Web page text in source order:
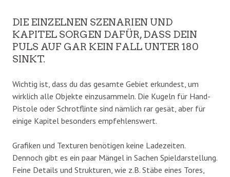
DIE EINZELNEN SZENARIEN UND
KAPITEL SORGEN DAFÜR, DASS DEIN
PULS AUF GAR KEIN FALL UNTER 180
SINKT.
Wichtig ist, dass du das gesamte Gebiet erkundest, um
wirklich alle Objekte einzusammeln. Die Kugeln für Hand-
Pistole oder Schrotflinte sind nämlich rar gesät, aber für
einige Kapitel besonders empfehlenswert.
Grafiken und Texturen benötigen keine Ladezeiten.
Dennoch gibt es ein paar Mängel in Sachen Spieldarstellung.
Feine Details und Strukturen, wie z.B. Stäbe eines Tores,